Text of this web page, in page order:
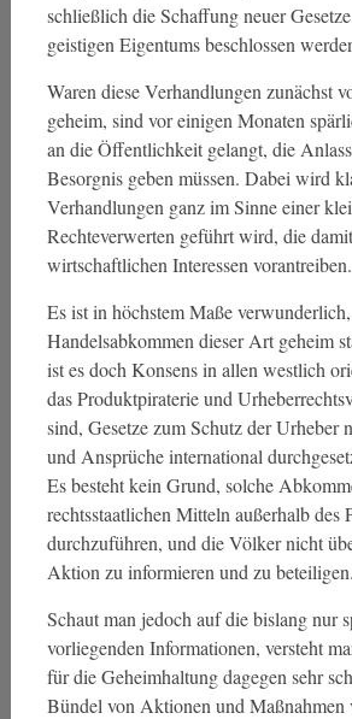
schließlich die Schaffung neuer
geistigen Eigentums beschlossen
Waren diese Verhandlungen zunächst
geheim, sind vor einigen Monaten
an die Öffentlichkeit gelangt, die
Besorgnis geben müssen. Dabei wird
Verhandlungen ganz im Sinne einer
Rechteverwerten geführt wird, die
wirtschaftlichen Interessen vorantreiben.
Es ist in höchstem Maße
Handelsabkommen dieser Art geheim
ist es doch Konsens in allen westlich
das Produktpiraterie und
sind, Gesetze zum Schutz der Urheber
und Ansprüche international
Es besteht kein Grund, solche
rechtsstaatlichen Mitteln außerhalb des
durchzuführen, und die Völker nicht
Aktion zu informieren und zu beteiligen.
Schaut man jedoch auf die bislang nur
vorliegenden Informationen, versteht
für die Geheimhaltung dagegen sehr
Bündel von Aktionen und Maßnahmen